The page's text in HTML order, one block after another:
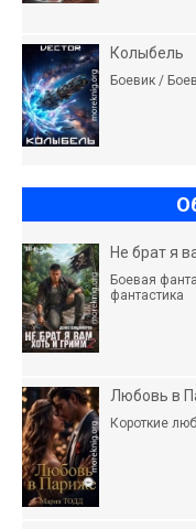
Колыбель
Боевик /
Не брат я
Боевая
фантастика
Любовь в
Короткие